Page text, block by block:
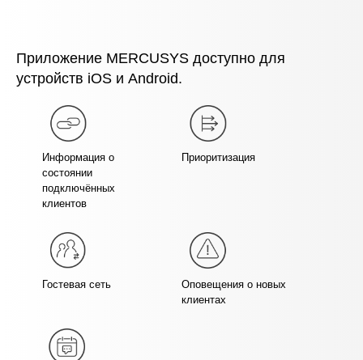
Приложение MERCUSYS доступно для
устройств iOS и Android.
Информация о
состоянии
подключённых
клиентов
Приоритизация
Гостевая сеть
Оповещения о новых
клиентах